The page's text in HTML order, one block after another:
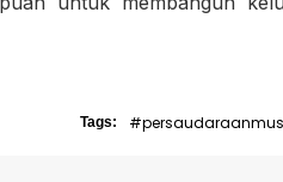
Tags: